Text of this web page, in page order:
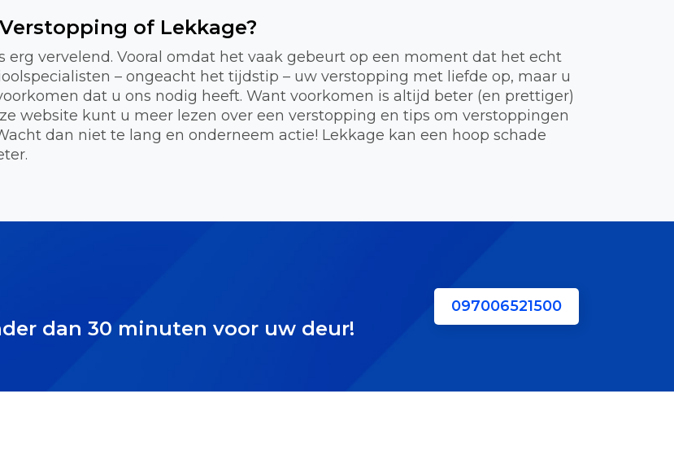
Verstopping of Lekkage?
erg vervelend. Vooral omdat het vaak gebeurt op een moment dat het echt
– ongeacht het tijdstip – uw verstopping met liefde op, maar u
dat u ons nodig heeft. Want voorkomen is altijd beter (en prettiger)
website kunt u meer lezen over een verstopping en tips om verstoppingen
dan niet te lang en onderneem actie! Lekkage kan een hoop schade
dan 30 minuten voor uw deur!
097006521500